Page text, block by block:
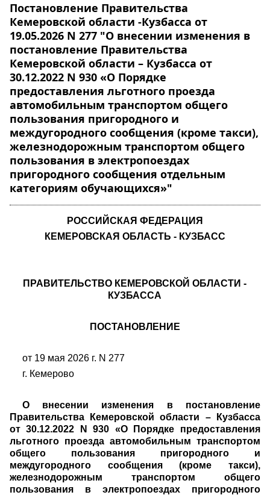
Постановление Правительства
Кемеровской области -Кузбасса от
19.05.2026 N 277 "О внесении изменения в
постановление Правительства
Кемеровской области – Кузбасса от
30.12.2022 N 930 «О Порядке
предоставления льготного проезда
автомобильным транспортом общего
пользования пригородного и
междугородного сообщения (кроме такси),
железнодорожным транспортом общего
пользования в электропоездах
пригородного сообщения отдельным
категориям обучающихся»"
РОССИЙСКАЯ ФЕДЕРАЦИЯ
КЕМЕРОВСКАЯ ОБЛАСТЬ - КУЗБАСС
ПРАВИТЕЛЬСТВО КЕМЕРОВСКОЙ ОБЛАСТИ -
КУЗБАССА
ПОСТАНОВЛЕНИЕ
от 19 мая 2026 г. N 277
г. Кемерово
О внесении изменения в постановление
Правительства Кемеровской области – Кузбасса
от 30.12.2022 N 930 «О Порядке предоставления
льготного проезда автомобильным транспортом
общего пользования пригородного и
междугородного сообщения (кроме такси),
железнодорожным транспортом общего
пользования в электропоездах пригородного